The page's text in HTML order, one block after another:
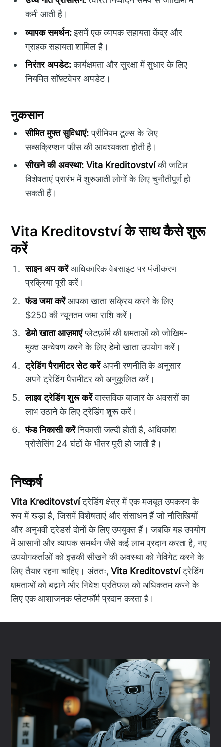
कमी आती है।
व्यापक समर्थन:इसमें एक व्यापक सहायता केंद्र और
ग्राहक सहायता शामिल है।
निरंतर अपडेट:कार्यक्षमता और सुरक्षा में सुधार के लिए
नियमित सॉफ़्टवेयर अपडेट।
नुकसान
सीमित मुफ्त सुविधाएं:प्रीमियम टूल्स के लिए
सब्सक्रिप्शन फीस की आवश्यकता होती है।
सीखने की अवस्था: Vita Kreditovstvíकी जटिल
विशेषताएं प्रारंभ में शुरुआती लोगों के लिए चुनौतीपूर्ण हो
सकती हैं।
Vita Kreditovství के साथ कैसे शुरू
करें
साइन अप करेंआधिकारिक वेबसाइट पर पंजीकरण
प्रक्रिया पूरी करें।
फंड जमा करेंआपका खाता सक्रिय करने के लिए
$250 की न्यूनतम जमा राशि करें।
डेमो खाता आज़माएंप्लेटफ़ॉर्म की क्षमताओं को जोखिम-
मुक्त अन्वेषण करने के लिए डेमो खाता उपयोग करें।
ट्रेडिंग पैरामीटर सेट करेंअपनी रणनीति के अनुसार
अपने ट्रेडिंग पैरामीटर को अनुकूलित करें।
लाइव ट्रेडिंग शुरू करेंवास्तविक बाजार के अवसरों का
लाभ उठाने के लिए ट्रेडिंग शुरू करें।
फंड निकासी करेंनिकासी जल्दी होती है, अधिकांश
प्रोसेसिंग 24 घंटों के भीतर पूरी हो जाती है।
निष्कर्ष
Vita Kreditovstvíट्रेडिंग क्षेत्र में एक मजबूत उपकरण के
रूप में खड़ा है, जिसमें विशेषताएं और संसाधन हैं जो नौसिखियों
और अनुभवी ट्रेडर्स दोनों के लिए उपयुक्त हैं। जबकि यह उपयोग
में आसानी और व्यापक समर्थन जैसे कई लाभ प्रदान करता है, नए
उपयोगकर्ताओं को इसकी सीखने की अवस्था को नेविगेट करने के
लिए तैयार रहना चाहिए। अंततः,Vita Kreditovstvíट्रेडिंग
क्षमताओं को बढ़ाने और निवेश प्रतिफल को अधिकतम करने के
लिए एक आशाजनक प्लेटफॉर्म प्रदान करता है।